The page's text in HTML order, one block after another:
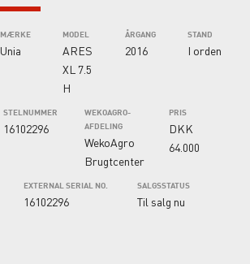
MÆRKE
Unia
MODEL
ARES
XL 7.5
H
ÅRGANG
2016
STAND
I orden
STELNUMMER
16102296
WEKOAGRO-
AFDELING
WekoAgro
Brugtcenter
PRIS
DKK
64.000
EXTERNAL SERIAL NO.
16102296
SALGSSTATUS
Til salg nu